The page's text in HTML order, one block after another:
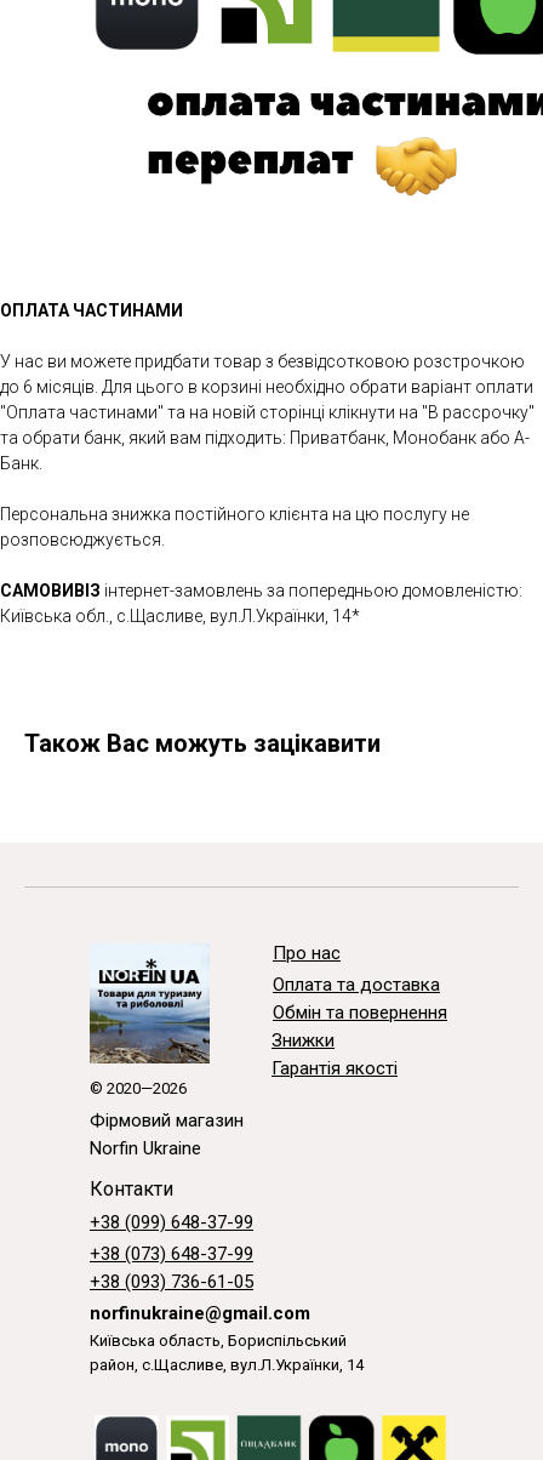
ОПЛАТА ЧАСТИНАМИ
У нас ви можете придбати товар з безвідсотковою розстрочкою
до 6 місяців. Для цього в корзині необхідно обрати варіант оплати
"Оплата частинами" та на новій сторінці клікнути на "В рассрочку"
та обрати банк, який вам підходить: Приватбанк, Монобанк або А-
Банк.
Персональна знижка постійного клієнта на цю послугу не
розповсюджується.
САМОВИВІЗ інтернет-замовлень за попередньою домовленістю:
Київська обл., с.Щасливе, вул.Л.Українки, 14*
Також Вас можуть зацікавити
© 2020—2026
Фірмовий магазин
Norfin Ukraine
Про нас
Оплата та доставка
Обмін та повернення
Знижки
Гарантія якості
Контакти
Київська область, Бориспільський
район, с.Щасливе, вул.Л.Українки, 14
+38 (099) 648-37-99
norfinukraine@gmail.com
+38 (073) 648-37-99
+38 (093) 736-61-05